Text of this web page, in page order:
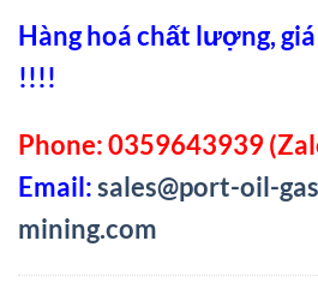
Hàng hoá chất lượng,
!!!!
Phone: 0359643939
Email:sales@port-oil-
mining.com